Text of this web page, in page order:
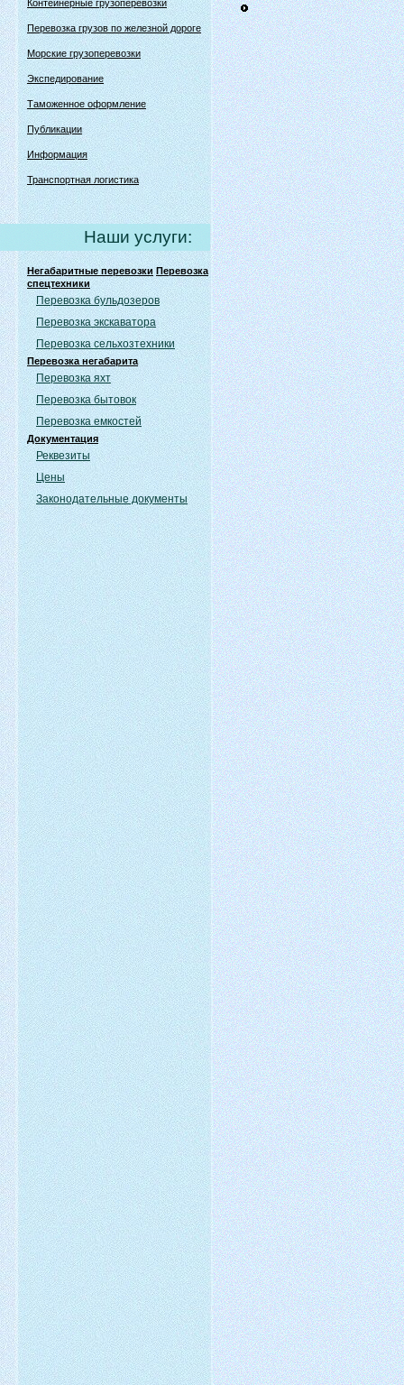
Контейнерные грузоперевозки
Перевозка грузов по железной дороге
Морские грузоперевозки
Экспедирование
Таможенное оформление
Публикации
Информация
Транспортная логистика
Наши услуги:
Негабаритные перевозки Перевозка
спецтехники
Перевозка бульдозеров
Перевозка экскаватора
Перевозка сельхозтехники
Перевозка негабарита
Перевозка яхт
Перевозка бытовок
Перевозка емкостей
Документация
Реквезиты
Цены
Законодательные документы